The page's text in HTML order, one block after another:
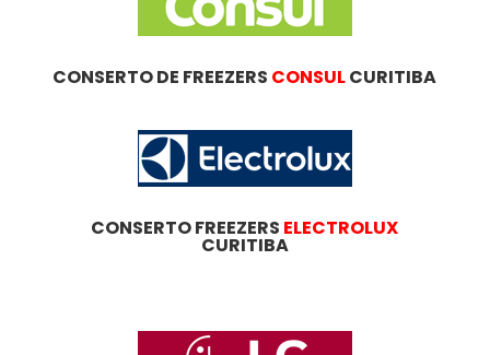
CONSERTO DE FREEZERS CONSULCURITIBA
CONSERTO FREEZERS ELECTROLUX
CURITIBA